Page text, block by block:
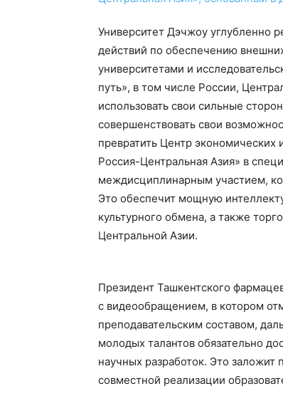
Университет Дэчжоу углубленно
действий по обеспечению
университетами и
путь», в том числе России,
использовать свои сильные
совершенствовать свои
превратить Центр
Россия-Центральная Азия» в
междисциплинарным участием,
Это обеспечит мощную
культурного обмена, а также
Центральной Азии.
Президент Ташкентского
с видеообращением, в котором
преподавательским составом,
молодых талантов обязательно
научных разработок. Это заложит
совместной реализации